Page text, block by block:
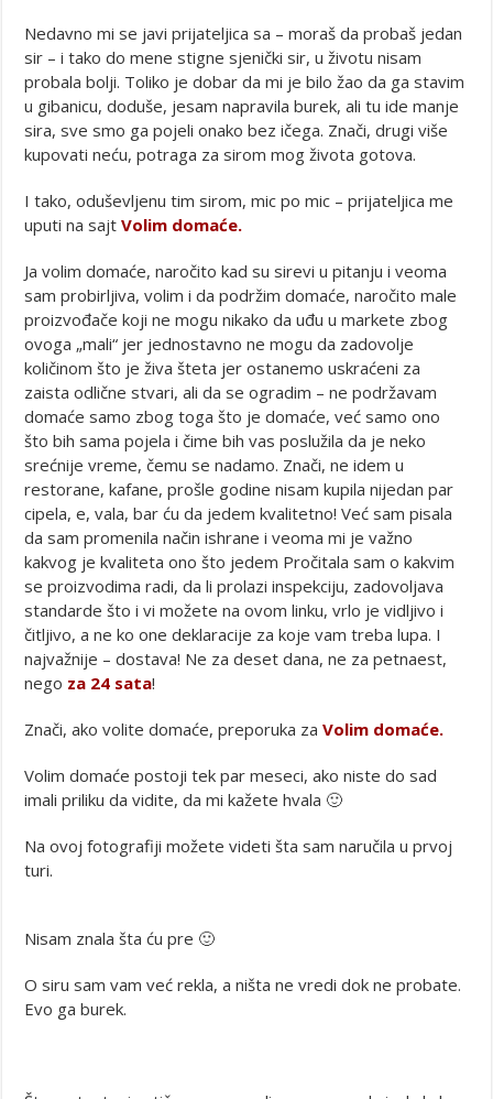
Nedavno mi se javi prijateljica sa – moraš da probaš jedan
sir – i tako do mene stigne sjenički sir, u životu nisam
probala bolji. Toliko je dobar da mi je bilo žao da ga stavim
u gibanicu, doduše, jesam napravila burek, ali tu ide manje
sira, sve smo ga pojeli onako bez ičega. Znači, drugi više
kupovati neću, potraga za sirom mog života gotova.
I tako, oduševljenu tim sirom, mic po mic – prijateljica me
uputi na sajtVolim domaće.
Ja volim domaće, naročito kad su sirevi u pitanju i veoma
sam probirljiva, volim i da podržim domaće, naročito male
proizvođače koji ne mogu nikako da uđu u markete zbog
ovoga „mali“ jer jednostavno ne mogu da zadovolje
količinom što je živa šteta jer ostanemo uskraćeni za
zaista odlične stvari, ali da se ogradim – ne podržavam
domaće samo zbog toga što je domaće, već samo ono
što bih sama pojela i čime bih vas poslužila da je neko
srećnije vreme, čemu se nadamo. Znači, ne idem u
restorane, kafane, prošle godine nisam kupila nijedan par
cipela, e, vala, bar ću da jedem kvalitetno! Već sam pisala
da sam promenila način ishrane i veoma mi je važno
kakvog je kvaliteta ono što jedem Pročitala sam o kakvim
se proizvodima radi, da li prolazi inspekciju, zadovoljava
standarde što i vi možete na ovom linku, vrlo je vidljivo i
čitljivo, a ne ko one deklaracije za koje vam treba lupa. I
najvažnije – dostava! Ne za deset dana, ne za petnaest,
nego za 24 sata!
Znači, ako volite domaće, preporuka zaVolim domaće.
Volim domaće postoji tek par meseci, ako niste do sad
imali priliku da vidite, da mi kažete hvala 🙂
Na ovoj fotografiji možete videti šta sam naručila u prvoj
turi.
Nisam znala šta ću pre 🙂
O siru sam vam već rekla, a ništa ne vredi dok ne probate.
Evo ga burek.